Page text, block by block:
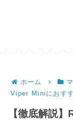
ホーム
Viper Miniにおす
【徹底解説